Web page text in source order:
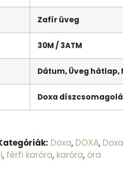
Zafír üveg
30M / 3ATM
Dátum, Üveg hátlap,
Doxa
Doxa, DOXA,
, férfi karóra, karóra, óra